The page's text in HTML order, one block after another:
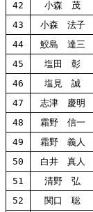
42
小森 茂
43
小森 法子
44
鮫島 達三
45
塩田 彰
46
塩見 誠
47
志津 慶明
48
霜野 信一
49
霜野 義人
50
白井 真人
51
清野 弘
52
関口 聡